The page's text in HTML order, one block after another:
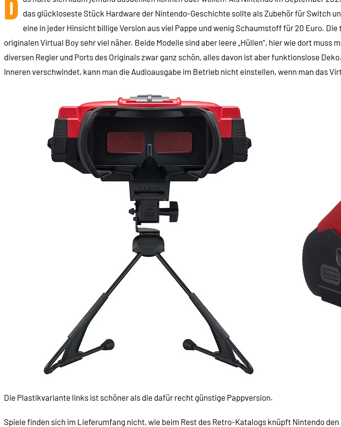
das glückloseste Stück Hardware der Nintendo-Geschichte sollte als Zubehör für Switch
eine in jeder Hinsicht billige Version aus viel Pappe und wenig Schaumstoff für 20 Euro.
originalen Virtual Boy sehr viel näher. Beide Modelle sind aber leere „Hüllen“, hier wie dort
diversen Regler und Ports des Originals zwar ganz schön, alles davon ist aber funktionslose
Inneren verschwindet, kann man die Audioausgabe im Betrieb nicht einstellen, wenn man das
Die Plastikvariante links ist schöner als die dafür recht günstige Pappversion.
Spiele finden sich im Lieferumfang nicht, wie beim Rest des Retro-Katalogs knüpft Nintendo